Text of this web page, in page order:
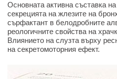
Основната активна съставка
секрецията на жлезите на
сърфактант в белодробните
реологичните свойства на
Влиянието на слузта върху
на секретомоторния ефект.